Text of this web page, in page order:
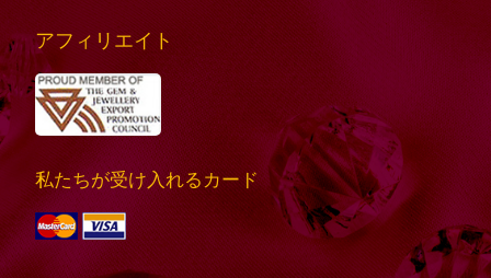
アフィリエイト
私たちが受け入れるカード